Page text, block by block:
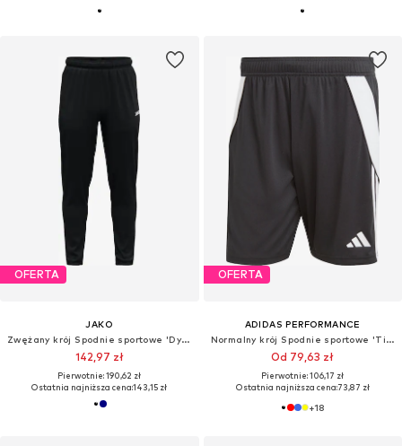
OFERTA
JAKO
Zwężany krój Spodnie sportowe 'Dynamic'
142,97 zł
Pierwotnie: 190,62 zł
Ostatnia najniższa cena:143,15 zł
OFERTA
ADIDAS PERFORMANCE
Normalny krój Spodnie sportowe 'Tiro 24'
Od 79,63 zł
Pierwotnie: 106,17 zł
Ostatnia najniższa cena:73,87 zł
+18